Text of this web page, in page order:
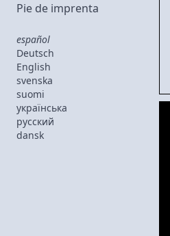
Pie de imprenta
español
Deutsch
English
svenska
suomi
українська
русский
dansk